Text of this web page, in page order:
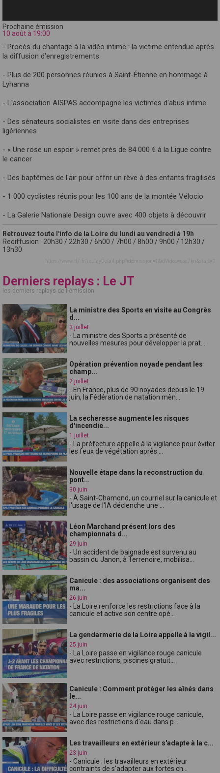
Prochaine émission
10 août à 19:00
- Procès du chantage à la vidéo intime : la victime entendue après
la diffusion d'enregistrements
- Plus de 200 personnes réunies à Saint-Étienne en hommage à
Lyhanna
- L'association AISPAS accompagne les victimes d'abus intime
- Des sénateurs socialistes en visite dans des entreprises
ligériennes
- « Une rose un espoir » remet près de 84 000 € à la Ligue contre
le cancer
- Des baptêmes de l'air pour offrir un rêve à des enfants fragilisés
- 1 000 cyclistes réunis pour les 100 ans de la montée Vélocio
- La Galerie Nationale Design ouvre avec 400 objets à découvrir
Retrouvez toute l'info de la Loire du lundi au vendredi à 19h
Rediffusion : 20h30 / 22h30 / 6h00 / 7h00 / 8h00 / 9h00 / 12h30 /
13h30
Derniers replays : Le JT
les derniers replays de l'émission
La ministre des Sports en visite au Congrès
d...
3 juillet
- La ministre des Sports a présenté de
nouvelles mesures pour développer la prat...
Opération prévention noyade pendant les
champ...
2 juillet
- En France, plus de 90 noyades depuis le 19
juin, la Fédération de natation mèn...
La secheresse augmente les risques
d'incendie...
1 juillet
- La préfecture appelle à la vigilance pour éviter
les feux de végétation après ...
Nouvelle étape dans la reconstruction du
pont...
30 juin
- À Saint-Chamond, un courriel sur la canicule et
l'usage de l'IA déclenche une ...
Léon Marchand présent lors des
championnats d...
29 juin
- Un accident de baignade est survenu au
bassin du Janon, à Terrenoire, mobilisa...
Canicule : des associations organisent des
ma...
26 juin
- La Loire renforce les restrictions face à la
canicule et active son centre opé...
La gendarmerie de la Loire appelle à la vigil...
25 juin
- La Loire passe en vigilance rouge canicule
avec restrictions, piscines gratuit...
Canicule : Comment protéger les aînés dans
le...
24 juin
- La Loire passe en vigilance rouge canicule,
avec des restrictions d'eau dans p...
Les travailleurs en extérieur s'adapte à la c...
23 juin
- Canicule : les travailleurs en extérieur
contraints de s'adapter aux fortes ch...